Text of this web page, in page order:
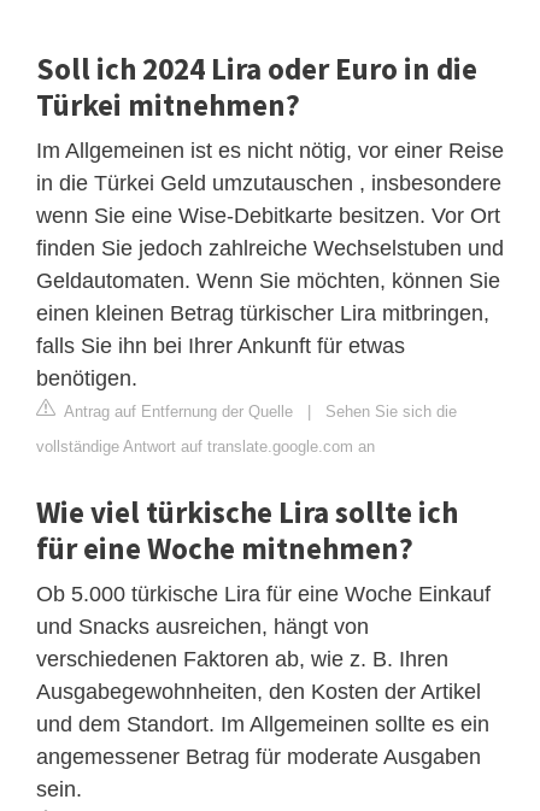
Soll ich 2024 Lira oder Euro in die
Türkei mitnehmen?
Im Allgemeinen ist es nicht nötig, vor einer Reise
in die Türkei Geld umzutauschen , insbesondere
wenn Sie eine Wise-Debitkarte besitzen. Vor Ort
finden Sie jedoch zahlreiche Wechselstuben und
Geldautomaten. Wenn Sie möchten, können Sie
einen kleinen Betrag türkischer Lira mitbringen,
falls Sie ihn bei Ihrer Ankunft für etwas
benötigen.
Antrag auf Entfernung der Quelle | Sehen Sie sich die
vollständige Antwort auf translate.google.com an
Wie viel türkische Lira sollte ich
für eine Woche mitnehmen?
Ob 5.000 türkische Lira für eine Woche Einkauf
und Snacks ausreichen, hängt von
verschiedenen Faktoren ab, wie z. B. Ihren
Ausgabegewohnheiten, den Kosten der Artikel
und dem Standort. Im Allgemeinen sollte es ein
angemessener Betrag für moderate Ausgaben
sein.